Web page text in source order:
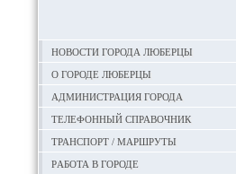
Новости города Люберцы
О городе Люберцы
Администрация города
Телефонный справочник
Транспорт / маршруты
Работа в городе